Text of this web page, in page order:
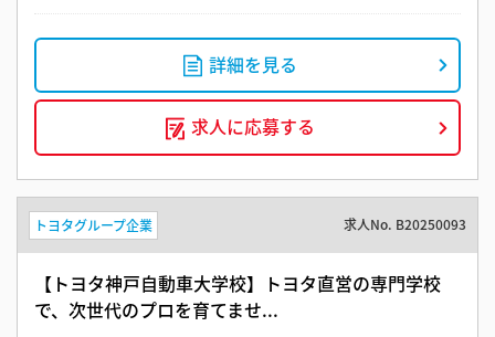
詳細を見る
求人に応募する
トヨタグループ企業 求人No. B20250093
【トヨタ神戸自動車大学校】トヨタ直営の専門学校
で、次世代のプロを育てませ...